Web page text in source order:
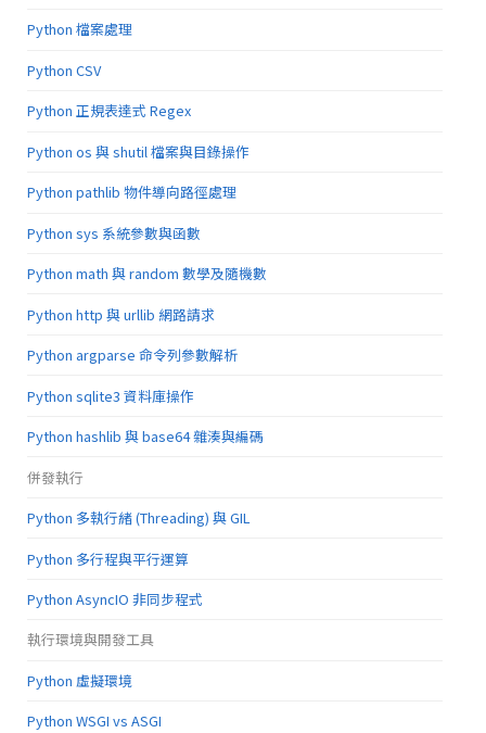
Python 檔案處理
Python CSV
Python 正規表達式 Regex
Python os 與 shutil 檔案與目錄操作
Python pathlib 物件導向路徑處理
Python sys 系統參數與函數
Python math 與 random 數學及隨機數
Python http 與 urllib 網路請求
Python argparse 命令列參數解析
Python sqlite3 資料庫操作
Python hashlib 與 base64 雜湊與編碼
併發執行
Python 多執行緒 (Threading) 與 GIL
Python 多行程與平行運算
Python AsyncIO 非同步程式
執行環境與開發工具
Python 虛擬環境
Python WSGI vs ASGI